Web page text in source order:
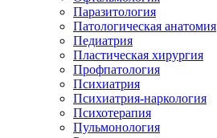
Паразитология
Патологическая анатомия
Педиатрия
Пластическая хирургия
Профпатология
Психиатрия
Психиатрия-наркология
Психотерапия
Пульмонология